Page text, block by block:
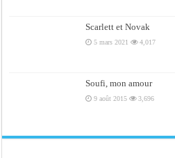
Scarlett et Novak
5 mars 2021 4,017
Soufi, mon amour
9 août 2015 3,696